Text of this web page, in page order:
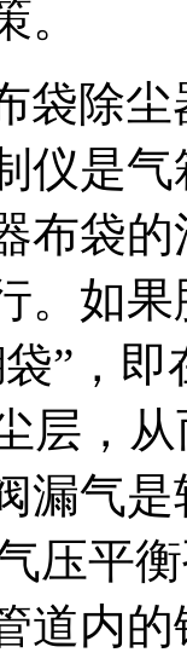
除尘
是气
布袋
。如
”，
层，
漏气
压平
道内